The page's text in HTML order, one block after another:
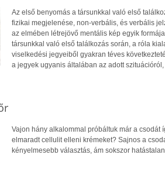
Az első benyomás a társunkkal való első
fizikai megjelenése, non-verbális, és verbális
az elmében létrejövő mentális kép egyik
társunkkal való első találkozás során, a róla
viselkedési jegyeiből gyakran téves
a jegyek ugyanis általában az adott
Vajon hány alkalommal próbáltuk már a csodát
elmaradt cellulit elleni krémeket? Sajnos a
kényelmesebb választás, ám sokszor